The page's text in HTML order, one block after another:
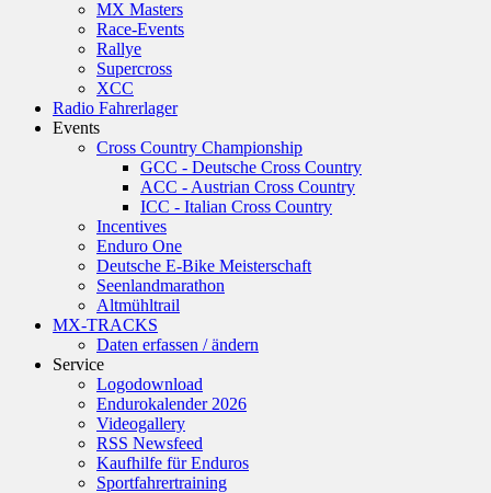
MX Masters
Race-Events
Rallye
Supercross
XCC
Radio Fahrerlager
Events
Cross Country Championship
GCC - Deutsche Cross Country
ACC - Austrian Cross Country
ICC - Italian Cross Country
Incentives
Enduro One
Deutsche E-Bike Meisterschaft
Seenlandmarathon
Altmühltrail
MX-TRACKS
Daten erfassen / ändern
Service
Logodownload
Endurokalender 2026
Videogallery
RSS Newsfeed
Kaufhilfe für Enduros
Sportfahrertraining